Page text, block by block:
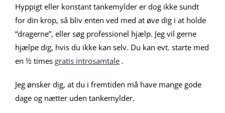
Hyppigt eller konstant tankemylder er dog ikke sundt
for din krop, så bliv enten ved med at øve dig i at holde
“dragerne”, eller søg professionel hjælp. Jeg vil gerne
hjælpe dig, hvis du ikke kan selv. Du kan evt. starte med
en ½ times gratis introsamtale.
Jeg ønsker dig, at du i fremtiden må have mange gode
dage og nætter uden tankemylder.